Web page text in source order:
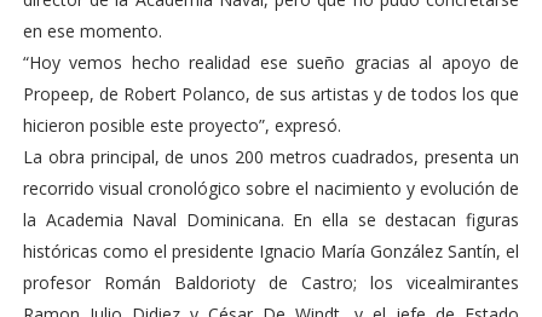
en ese momento.
“Hoy vemos hecho realidad ese sueño gracias al apoyo de
Propeep, de Robert Polanco, de sus artistas y de todos los que
hicieron posible este proyecto”, expresó.
La obra principal, de unos 200 metros cuadrados, presenta un
recorrido visual cronológico sobre el nacimiento y evolución de
la Academia Naval Dominicana. En ella se destacan figuras
históricas como el presidente Ignacio María González Santín, el
profesor Román Baldorioty de Castro; los vicealmirantes